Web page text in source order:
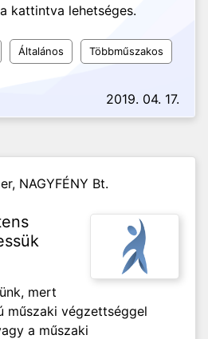
kattintva lehetséges.
Általános Többműszakos
2019. 04. 17.
NAGYFÉNY Bt.
mert
műszaki végzettséggel
a műszaki